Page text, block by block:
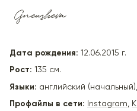
Лев Соловьёв-
Дата рождения: 12.06.2015 г.
Рост: 135 см.
Языки: английский
Профайлы в сети: Instagram,